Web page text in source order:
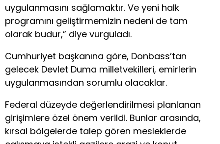
uygulanmasını sağlamaktır. Ve yeni halk
programını geliştirmemizin nedeni de tam
olarak budur,” diye vurguladı.
Cumhuriyet başkanına göre, Donbass’tan
gelecek Devlet Duma milletvekilleri, emirlerin
uygulanmasından sorumlu olacaklar.
Federal düzeyde değerlendirilmesi planlanan
girişimlere özel önem verildi. Bunlar arasında,
kırsal bölgelerde talep gören mesleklerde